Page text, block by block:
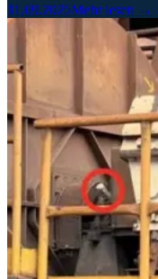
11.09.2025Mehr lesen →